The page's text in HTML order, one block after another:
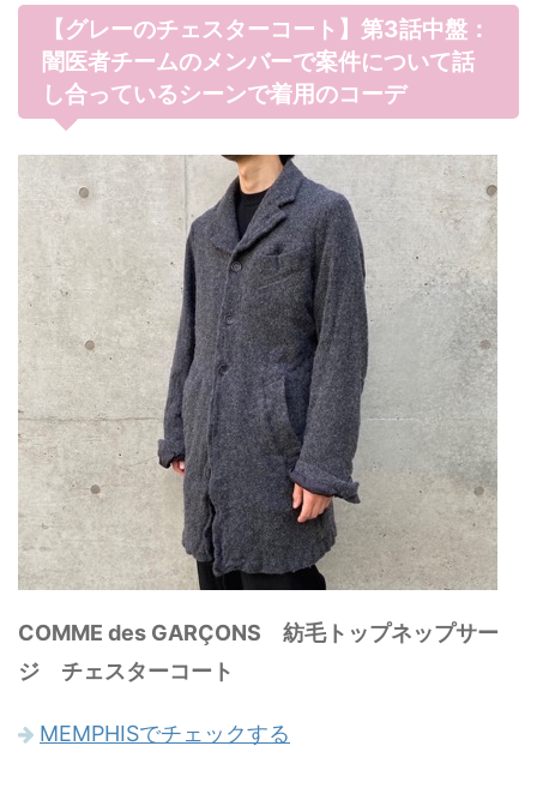
【グレーのチェスターコート】第3話中盤：
闇医者チームのメンバーで案件について話
し合っているシーンで着用のコーデ
COMME des GARÇONS 紡毛トップネップサー
ジ チェスターコート
MEMPHISでチェックする